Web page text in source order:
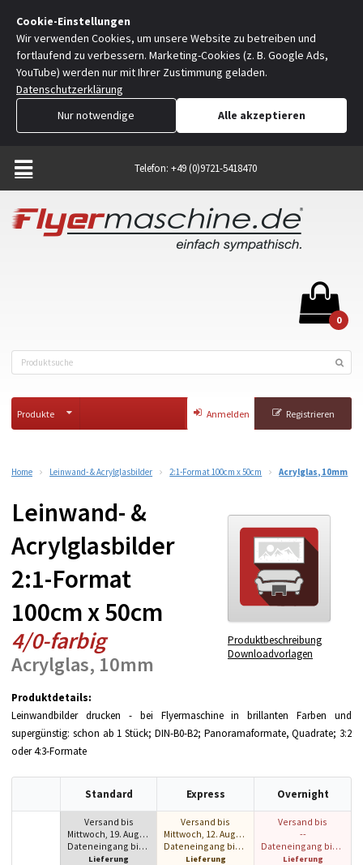
Cookie-Einstellungen
Wir verwenden Cookies, um unsere Website zu betreiben und
fortlaufend zu verbessern. Marketing-Cookies (z. B. Google Ads,
YouTube) werden nur mit Ihrer Zustimmung geladen.
Datenschutzerklärung
Nur notwendige
Alle akzeptieren
Telefon: +49 (0)9721-5418470
0
Produkte Anmelden Registrieren
Home Leinwand- & Acrylglasbilder 2:1-Format 100cm x 50cm Acrylglas, 10mm
Produktbeschreibung
Downloadvorlagen
Leinwand- &
Acrylglasbilder
2:1-Format
100cm x 50cm
4/0-farbig
Acrylglas, 10mm
Produktdetails:
Leinwandbilder drucken - bei Flyermaschine in brillanten Farben und
supergünstig: schon ab 1 Stück; DIN-B0-B2; Panoramaformate, Quadrate; 3:2
oder 4:3-Formate
Standard Express Overnight
Versand bis
Mittwoch, 19. August 2026
Dateneingang bis 10:00 h
Lieferung
Versand bis
Mittwoch, 12. August 2026
Dateneingang bis 10:00 h
Lieferung
Versand bis
--
Dateneingang bis 10:00 h
Lieferung